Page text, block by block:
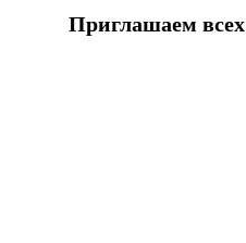
Приглашаем